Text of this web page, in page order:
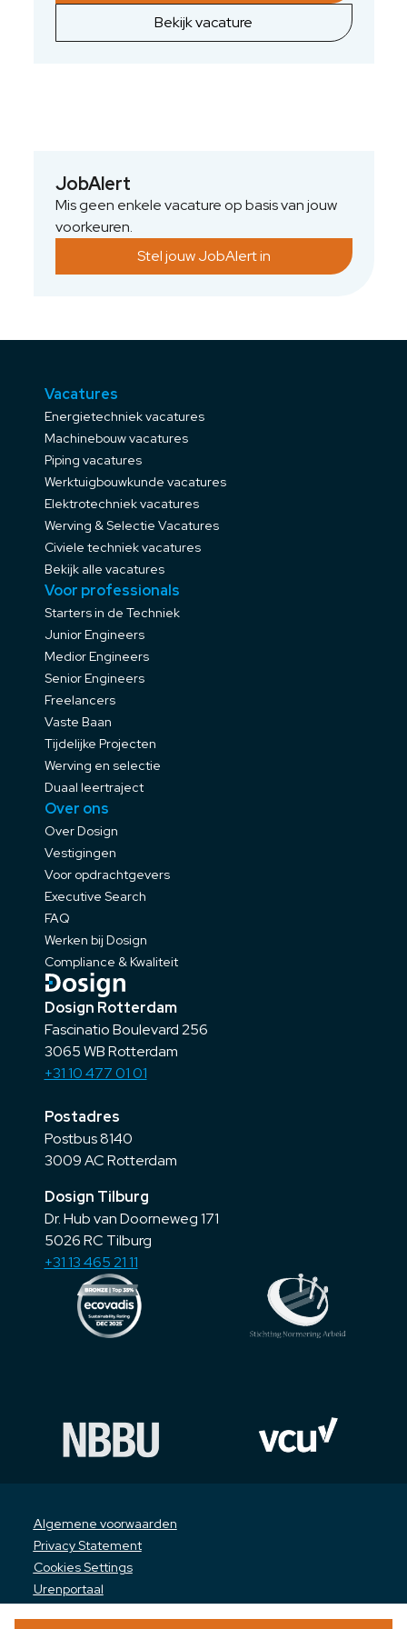
experts in duurzame energievoorziening en
draagt direct bij aan een toekomstbestendig
IPMA-trajecten. Zo combineer je inhoudelijke
elektrotechniek met strategische
projectsturing op landelijk niveau.
Bekijk vacature
JobAlert
Mis geen enkele vacature op basis van jouw
voorkeuren.
Stel jouw JobAlert in
Vacatures
Energietechniek vacatures
Machinebouw vacatures
Piping vacatures
Werktuigbouwkunde vacatures
Elektrotechniek vacatures
Werving & Selectie Vacatures
Civiele techniek vacatures
Bekijk alle vacatures
Voor professionals
Starters in de Techniek
Junior Engineers
Medior Engineers
Senior Engineers
Freelancers
Vaste Baan
Tijdelijke Projecten
Werving en selectie
Duaal leertraject
Over ons
Over Dosign
Vestigingen
Voor opdrachtgevers
Executive Search
FAQ
Werken bij Dosign
Compliance & Kwaliteit
Dosign Rotterdam
Fascinatio Boulevard 256
3065 WB Rotterdam
+31 10 477 01 01
Postadres
Postbus 8140
3009 AC Rotterdam
Dosign Tilburg
Dr. Hub van Doorneweg 171
5026 RC Tilburg
+31 13 465 21 11
Algemene voorwaarden
Privacy Statement
Cookies Settings
Urenportaal